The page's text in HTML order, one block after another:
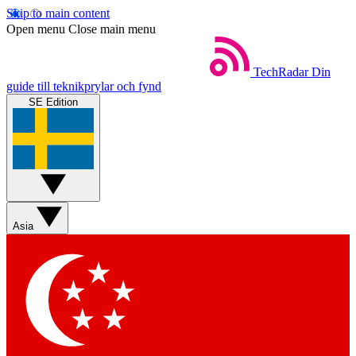
Skip to main content
Open menu Close main menu
TechRadar Din
guide till teknikprylar och fynd
SE Edition
Asia